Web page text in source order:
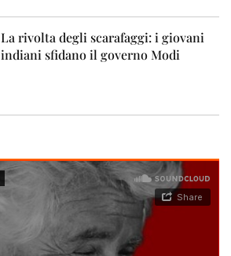
La rivolta degli scarafaggi: i giovani
indiani sfidano il governo Modi